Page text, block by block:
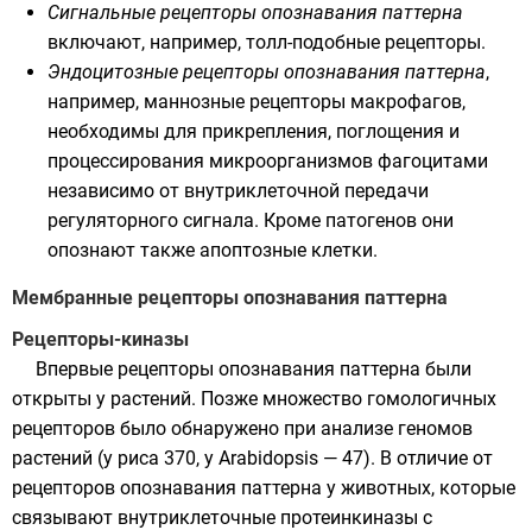
Сигнальные рецепторы опознавания паттерна
включают, например, толл-подобные рецепторы.
Эндоцитозные рецепторы опознавания паттерна,
например, маннозные рецепторы макрофагов,
необходимы для прикрепления, поглощения и
процессирования микроорганизмов фагоцитами
независимо от внутриклеточной передачи
регуляторного сигнала. Кроме патогенов они
опознают также апоптозные клетки.
Мембранные рецепторы опознавания паттерна
Рецепторы-киназы
Впервые рецепторы опознавания паттерна были
открыты у растений. Позже множество гомологичных
рецепторов было обнаружено при анализе геномов
растений (у риса 370, у Arabidopsis — 47). В отличие от
рецепторов опознавания паттерна у животных, которые
связывают внутриклеточные протеинкиназы с